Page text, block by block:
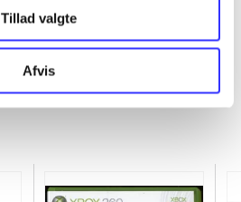
Tillad valgte
Afvis